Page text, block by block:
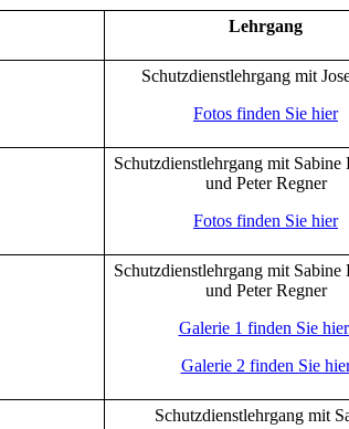
Lehrgang
Schutzdienstlehrgang mit
Fotos finden Sie hier
Schutzdienstlehrgang mit Sabine
und Peter Regner
Fotos finden Sie hier
Schutzdienstlehrgang mit Sabine
und Peter Regner
Galerie 1 finden Sie hier
Galerie 2 finden Sie
Schutzdienstlehrgang mit